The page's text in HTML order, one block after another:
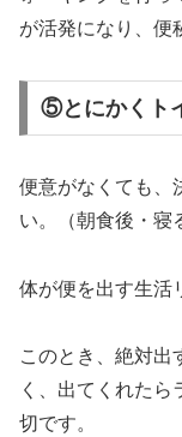
が活発になり、便
⑤とにかくト
便意がなくても、
い。（朝食後・寝
体が便を出す生活
このとき、絶対出
く、出てくれた
切です。